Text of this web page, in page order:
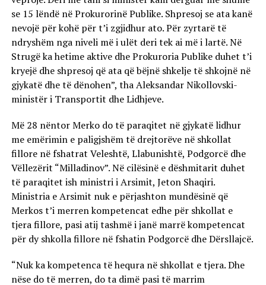
se 15 lëndë në Prokurorinë Publike. Shpresoj se ata kanë
nevojë për kohë për t’i zgjidhur ato. Për zyrtarë të
ndryshëm nga niveli më i ulët deri tek ai më i lartë. Në
Strugë ka hetime aktive dhe Prokuroria Publike duhet t’i
kryejë dhe shpresoj që ata që bëjnë shkelje të shkojnë në
gjykatë dhe të dënohen”, tha Aleksandar Nikollovski-
ministër i Transportit dhe Lidhjeve.
Më 28 nëntor Merko do të paraqitet në gjykatë lidhur
me emërimin e paligjshëm të drejtorëve në shkollat
fillore në fshatrat Veleshtë, Llabunishtë, Podgorcë dhe
Vëllezërit “Milladinov”. Në cilësinë e dëshmitarit duhet
të paraqitet ish ministri i Arsimit, Jeton Shaqiri.
Ministria e Arsimit nuk e përjashton mundësinë që
Merkos t’i merren kompetencat edhe për shkollat e
tjera fillore, pasi atij tashmë i janë marrë kompetencat
për dy shkolla fillore në fshatin Podgorcë dhe Dërsllajcë.
“Nuk ka kompetenca të hequra në shkollat e tjera. Dhe
nëse do të merren, do ta dimë pasi të marrim